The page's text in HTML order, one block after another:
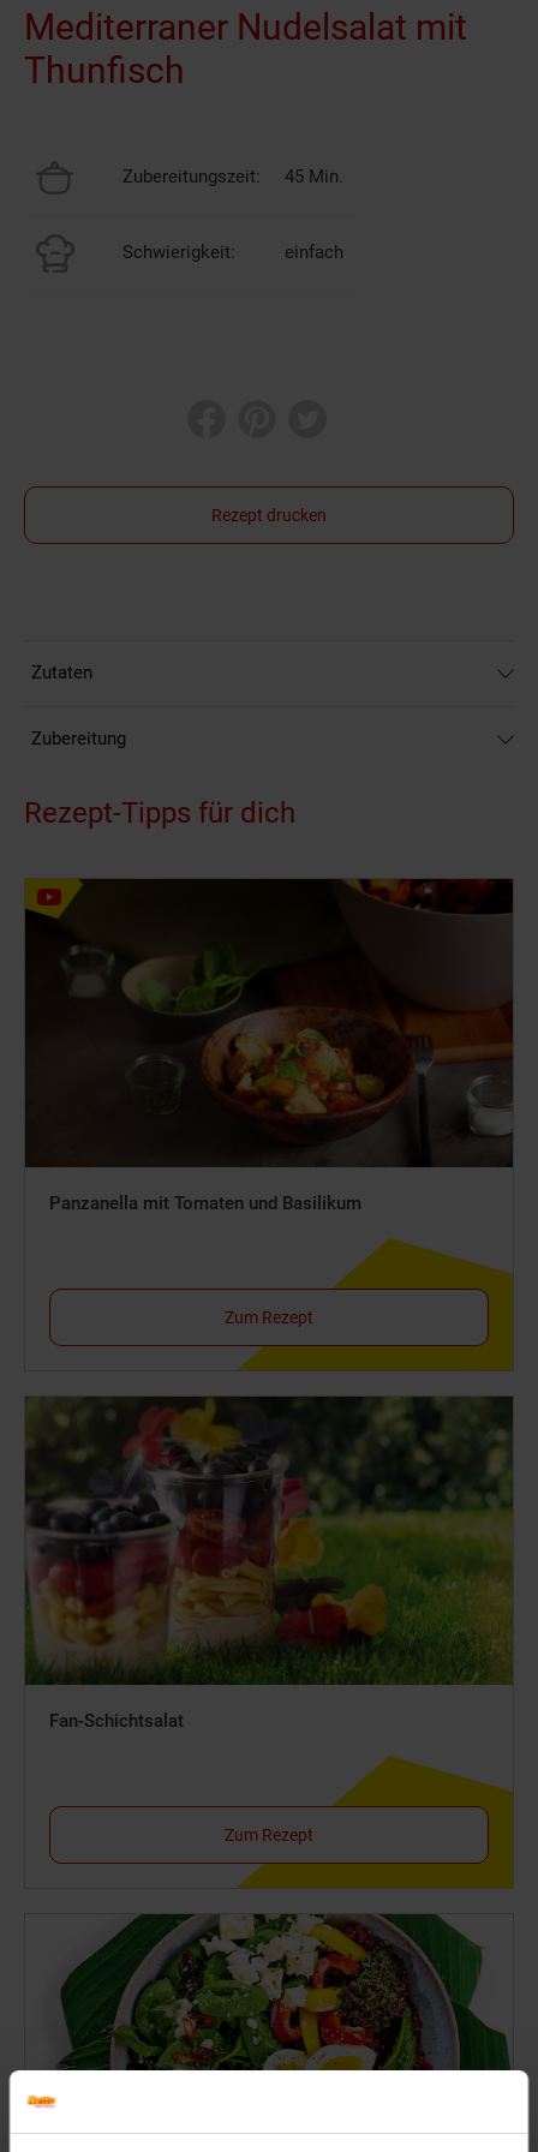
Mediterraner Nudelsalat mit
Thunfisch
Zubereitungszeit: 45 Min.
Schwierigkeit: einfach
Rezept drucken
Zutaten
Zubereitung
Rezept-Tipps für dich
Panzanella mit Tomaten und Basilikum
Zum Rezept
Fan-Schichtsalat
Zum Rezept